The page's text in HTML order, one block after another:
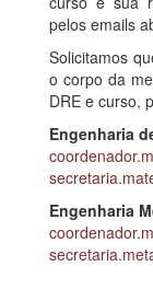
pelos emails
Solicitamos
o corpo da
DRE e curso,
Engenharia
Engenharia